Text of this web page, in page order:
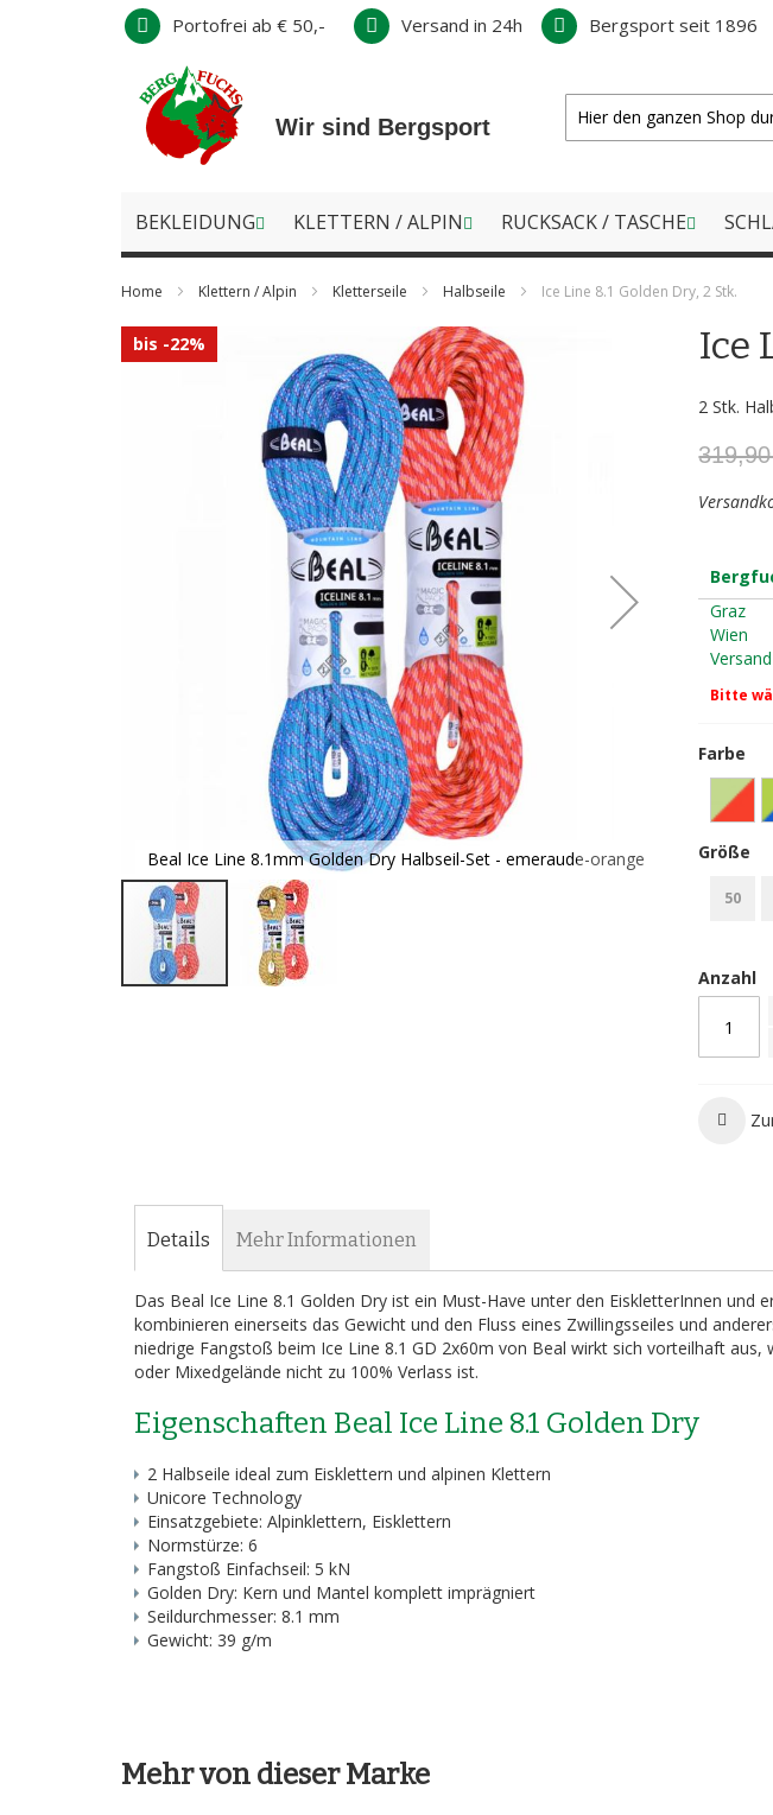
Direkt
Inhalt
Portofrei ab € 50,- Versand in 24h Bergsport seit 1896
Wir sind Bergsport
BEKLEIDUNG KLETTERN / ALPIN RUCKSACK / TASCHE
Home Klettern / Alpin Kletterseile Halbseile Ice Line 8.1 Golden Dry, 2 Stk.
Zum
Ende
Beal Ice Line 8.1mm Golden Dry Halbseil-Set - emeraude-orange Beal
bis -22% Ice
2 Stk.
Graz
Wien
Versand
Bitte
Farbe
Größe
50
Anzahl
Details
Das Beal Ice Line 8.1 Golden Dry ist ein Must-Have unter den EiskletterInnen und
kombinieren einerseits das Gewicht und den Fluss eines Zwillingsseiles und
niedrige Fangstoß beim Ice Line 8.1 GD 2x60m von Beal wirkt sich vorteilhaft aus,
oder Mixedgelände nicht zu 100% Verlass ist.
Eigenschaften Beal Ice Line 8.1 Golden Dry
2 Halbseile ideal zum Eisklettern und alpinen Klettern
Unicore Technology
Einsatzgebiete: Alpinklettern, Eisklettern
Normstürze: 6
Fangstoß Einfachseil: 5 kN
Golden Dry: Kern und Mantel komplett imprägniert
Seildurchmesser: 8.1 mm
Gewicht: 39 g/m
Mehr Informationen
Mehr von dieser Marke